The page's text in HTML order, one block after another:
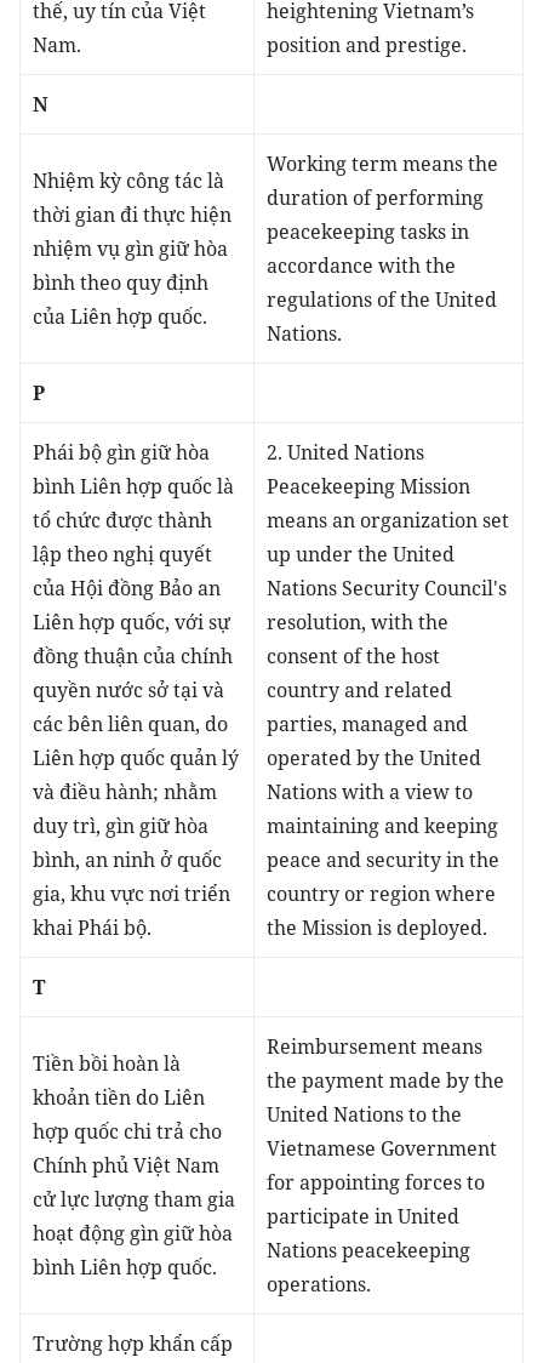
thế, uy tín của Việt
Nam.
heightening Vietnam’s
position and prestige.
N
Nhiệm kỳ công tác là
thời gian đi thực hiện
nhiệm vụ gìn giữ hòa
bình theo quy định
của Liên hợp quốc.
Working term means the
duration of performing
peacekeeping tasks in
accordance with the
regulations of the United
Nations.
P
Phái bộ gìn giữ hòa
bình Liên hợp quốc là
tổ chức được thành
lập theo nghị quyết
của Hội đồng Bảo an
Liên hợp quốc, với sự
đồng thuận của chính
quyền nước sở tại và
các bên liên quan, do
Liên hợp quốc quản lý
và điều hành; nhằm
duy trì, gìn giữ hòa
bình, an ninh ở quốc
gia, khu vực nơi triển
khai Phái bộ.
2. United Nations
Peacekeeping Mission
means an organization set
up under the United
Nations Security Council's
resolution, with the
consent of the host
country and related
parties, managed and
operated by the United
Nations with a view to
maintaining and keeping
peace and security in the
country or region where
the Mission is deployed.
T
Tiền bồi hoàn là
khoản tiền do Liên
hợp quốc chi trả cho
Chính phủ Việt Nam
cử lực lượng tham gia
hoạt động gìn giữ hòa
bình Liên hợp quốc.
Reimbursement means
the payment made by the
United Nations to the
Vietnamese Government
for appointing forces to
participate in United
Nations peacekeeping
operations.
Trường hợp khẩn cấp